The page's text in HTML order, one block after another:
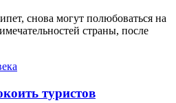
снова могут полюбоваться на
страны, после
туристов